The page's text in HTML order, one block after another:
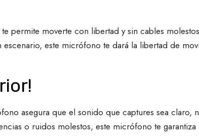
permite moverte con libertad y sin cables
este micrófono te dará la libertad de
asegura que el sonido que captures sea claro,
o ruidos molestos, este micrófono te garantiza